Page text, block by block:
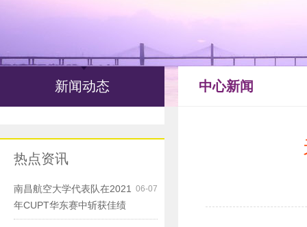
新闻动态
热点资讯
06-07
南昌航空大学代表队在2021
年CUPT华东赛中斩获佳绩
中心新闻